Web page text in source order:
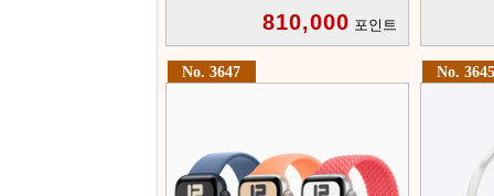
810,000 포인트
No. 3647 No. 3645